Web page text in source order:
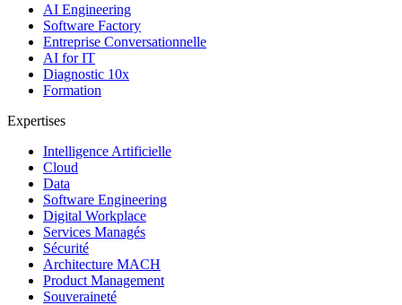
AI Engineering
Software Factory
Entreprise Conversationnelle
AI for IT
Diagnostic 10x
Formation
Expertises
Intelligence Artificielle
Cloud
Data
Software Engineering
Digital Workplace
Services Managés
Sécurité
Architecture MACH
Product Management
Souveraineté